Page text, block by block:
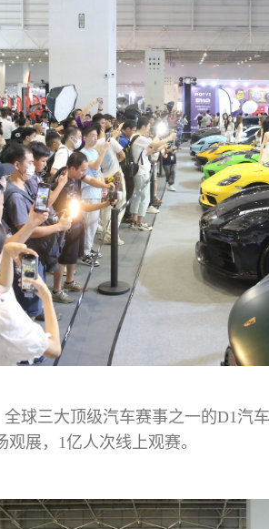
球三大顶级汽车赛事之一的D1汽
展，1亿人次线上观赛。